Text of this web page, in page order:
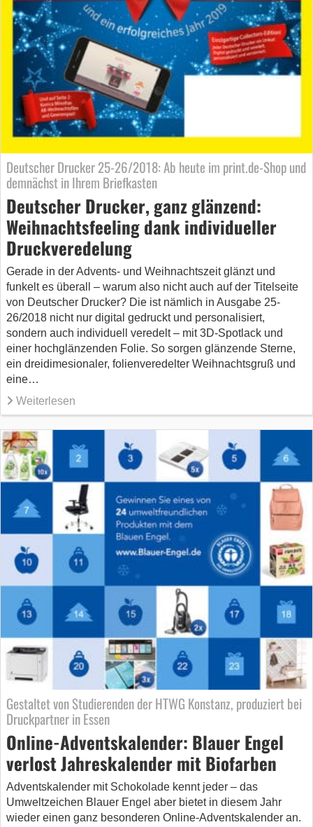
Deutscher Drucker 25-26/2018: Ab heute im print.de-Shop und
demnächst in Ihrem Briefkasten
Deutscher Drucker, ganz glänzend:
Weihnachtsfeeling dank individueller
Druckveredelung
Gerade in der Advents- und Weihnachtszeit glänzt und
funkelt es überall – warum also nicht auch auf der Titelseite
von Deutscher Drucker? Die ist nämlich in Ausgabe 25-
26/2018 nicht nur digital gedruckt und personalisiert,
sondern auch individuell veredelt – mit 3D-Spotlack und
einer hochglänzenden Folie. So sorgen glänzende Sterne,
ein dreidimesionaler, folienveredelter Weihnachtsgruß und
eine…
Weiterlesen
Gestaltet von Studierenden der HTWG Konstanz, produziert bei
Druckpartner in Essen
Online-Adventskalender: Blauer Engel
verlost Jahreskalender mit Biofarben
Adventskalender mit Schokolade kennt jeder – das
Umweltzeichen Blauer Engel aber bietet in diesem Jahr
wieder einen ganz besonderen Online-Adventskalender an.